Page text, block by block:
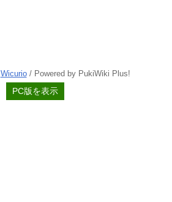
Wicurio/ Powered by PukiWiki Plus!
PC版を表示